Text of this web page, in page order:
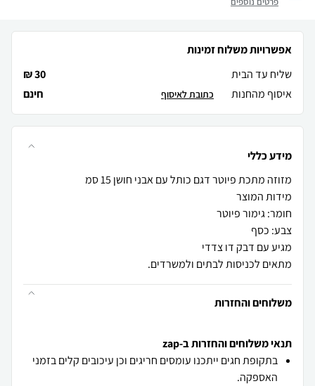
אפשרויות משלוח זמינות
שליח עד הבית
30 ₪
איסוף מהחנות
חינם כתובת לאיסוף
מידע כללי
מתאים לכניסות לבתים ולמשרדים.
משלוחים והחזרות
תנאי משלוחים והחזרות ב-zap
בתקופת חגים ייתכנו עומסים חריגים וכן עיכובים קלים בזמני
האספקה.